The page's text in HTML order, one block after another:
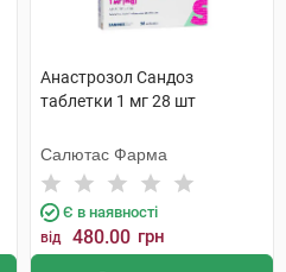
Анастрозол Сандоз
таблетки 1 мг 28 шт
Салютас Фарма
Є в наявності
від 480.00 грн